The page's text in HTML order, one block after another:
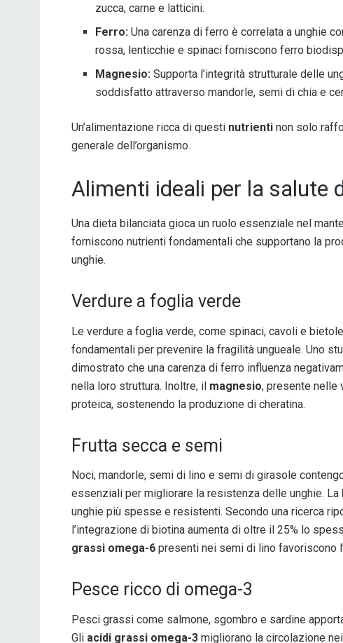
zucca, carne e latticini.
Ferro: Una carenza di ferro è correlata a unghie
rossa, lenticchie e spinaci forniscono ferro
Magnesio: Supporta l’integrità strutturale delle
soddisfatto attraverso mandorle, semi di chia e
Un’alimentazione ricca di questi nutrienti non solo
generale dell’organismo.
Alimenti ideali per la salute
Una dieta bilanciata gioca un ruolo essenziale nel
forniscono nutrienti fondamentali che supportano la
unghie.
Verdure a foglia verde
Le verdure a foglia verde, come spinaci, cavoli e
fondamentali per prevenire la fragilità ungueale. Uno
dimostrato che una carenza di ferro influenza
nella loro struttura. Inoltre, il magnesio, presente nelle
proteica, sostenendo la produzione di cheratina.
Frutta secca e semi
Noci, mandorle, semi di lino e semi di girasole
essenziali per migliorare la resistenza delle unghie. La
unghie più spesse e resistenti. Secondo una ricerca
l’integrazione di biotina aumenta di oltre il 25% lo
grassi omega-6 presenti nei semi di lino favoriscono
Pesce ricco di omega-3
Pesci grassi come salmone, sgombro e sardine
Gli acidi grassi omega-3 migliorano la circolazione